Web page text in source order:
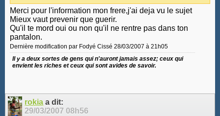
Merci pour l'information mon frere,j'ai deja vu le sujet
Mieux vaut prevenir que guerir.
Qu'il te mord oui ou non qu'il ne rentre pas dans ton
pantalon.
Dernière modification par Fodyé Cissé 28/03/2007 à 21h05
Il y a deux sortes de gens qui n'auront jamais assez; ceux qui
envient les riches et ceux qui sont avides de savoir.
rokia a dit:
29/03/2007 08h56